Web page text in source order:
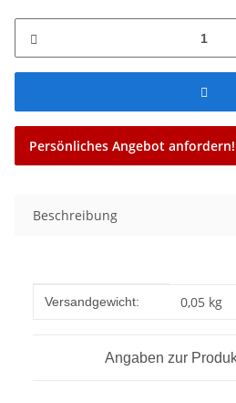
Persönliches Angebot anfordern!
Beschreibung
Produkteigenschaft
Wert
Versandgewicht: 0,05 kg
Angaben zur